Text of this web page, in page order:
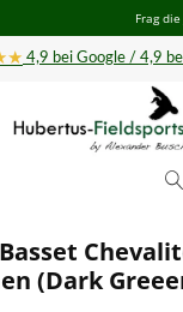
Frag
4,9 bei Google / 4,9
(Dark